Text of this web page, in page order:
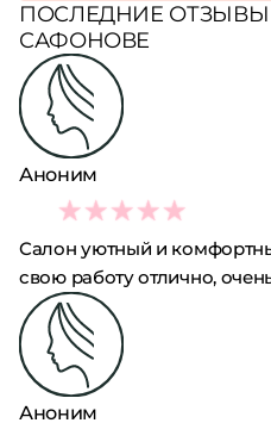
ПОСЛЕДНИЕ ОТЗЫВЫ
САФОНОВЕ
Аноним
5
Салон уютный и
свою работу отлично,
Аноним